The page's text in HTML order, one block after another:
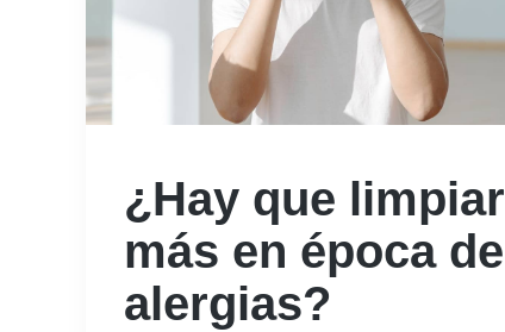
¿Hay que limpiar
más en época de
alergias?